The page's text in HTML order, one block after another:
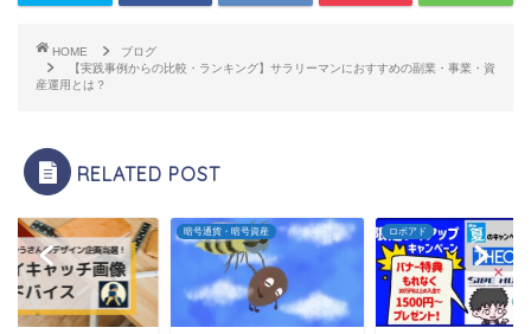
HOME
ブログ
【実践事例からの比較・ランキング】サラリーマンにおすすめの副業・事業・資
産運用とは？
RELATED POST
暗号通貨・暗号資産 ロボアド